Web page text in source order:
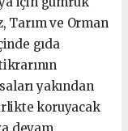
Tarım ve Orman
gıda
yakından
koruyacak